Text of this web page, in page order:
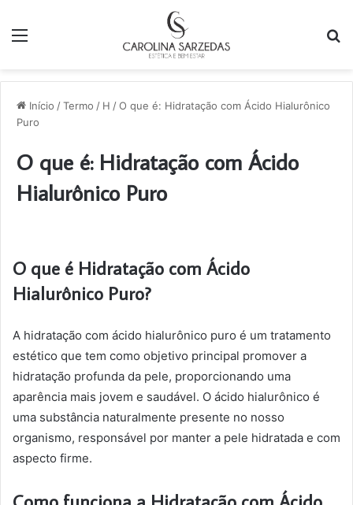
Início /Termo / H /O que é: Hidratação com Ácido Hialurônico
Puro
O que é: Hidratação com Ácido
Hialurônico Puro
O que é Hidratação com Ácido
Hialurônico Puro?
A hidratação com ácido hialurônico puro é um tratamento
estético que tem como objetivo principal promover a
hidratação profunda da pele, proporcionando uma
aparência mais jovem e saudável. O ácido hialurônico é
uma substância naturalmente presente no nosso
organismo, responsável por manter a pele hidratada e com
aspecto firme.